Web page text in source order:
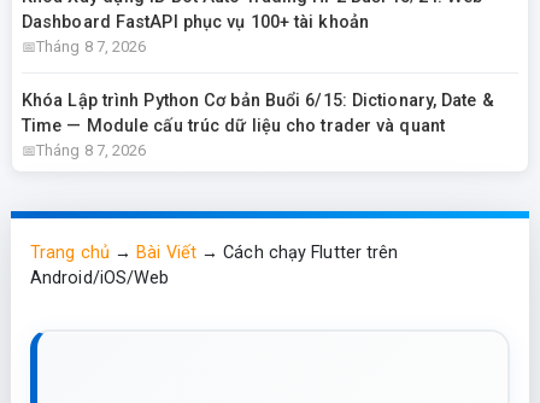
Dashboard FastAPI phục vụ 100+ tài khoản
Tháng 8 7, 2026
Khóa Lập trình Python Cơ bản Buổi 6/15: Dictionary, Date &
Time — Module cấu trúc dữ liệu cho trader và quant
Tháng 8 7, 2026
Trang chủ →Bài Viết→Cách chạy Flutter trên
Android/iOS/Web